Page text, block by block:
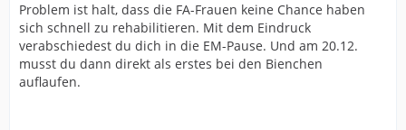
Problem ist halt, dass die FA-Frauen keine Chance haben
sich schnell zu rehabilitieren. Mit dem Eindruck
verabschiedest du dich in die EM-Pause. Und am 20.12.
musst du dann direkt als erstes bei den Bienchen
auflaufen.